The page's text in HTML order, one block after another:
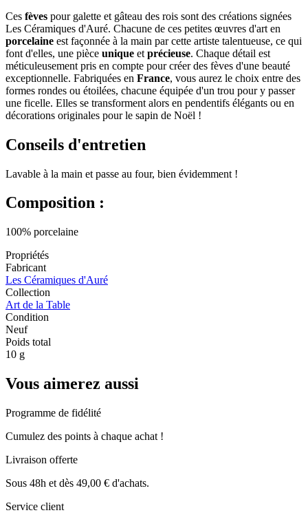
Ces fèves pour galette et gâteau des rois sont des créations signées
Les Céramiques d'Auré. Chacune de ces petites œuvres d'art en
porcelaine est façonnée à la main par cette artiste talentueuse, ce qui
font d'elles, une pièce unique et précieuse. Chaque détail est
méticuleusement pris en compte pour créer des fèves d'une beauté
exceptionnelle. Fabriquées en France, vous aurez le choix entre des
formes rondes ou étoilées, chacune équipée d'un trou pour y passer
une ficelle. Elles se transforment alors en pendentifs élégants ou en
décorations originales pour le sapin de Noël !
Conseils d'entretien
Lavable à la main et passe au four, bien évidemment !
Composition :
100% porcelaine
Propriétés
Fabricant
Les Céramiques d'Auré
Collection
Art de la Table
Condition
Neuf
Poids total
10 g
Vous aimerez aussi
Programme de fidélité
Cumulez des points à chaque achat !
Livraison offerte
Sous 48h et dès 49,00 € d'achats.
Service client